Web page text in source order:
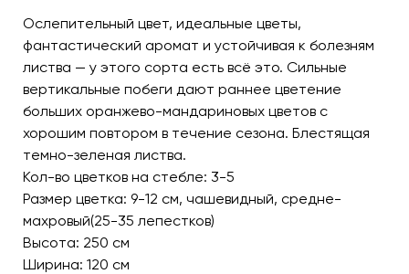
Ослепительный цвет, идеальные цветы,
фантастический аромат и устойчивая к болезням
листва — у этого сорта есть всё это. Сильные
вертикальные побеги дают раннее цветение
больших оранжево-мандариновых цветов с
хорошим повтором в течение сезона. Блестящая
темно-зеленая листва.
Кол-во цветков на стебле: 3-5
Размер цветка: 9-12 см, чашевидный, средне-
махровый(25-35 лепестков)
Высота: 250 см
Ширина: 120 см